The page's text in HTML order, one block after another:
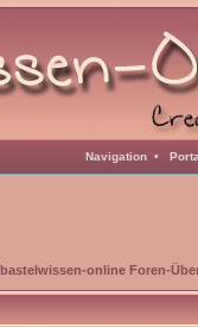
Navigation •
bastelwissen-online Foren-